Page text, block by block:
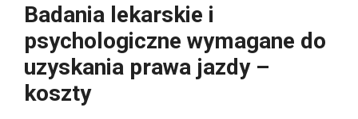
Badania lekarskie i
psychologiczne wymagane do
uzyskania prawa jazdy –
koszty